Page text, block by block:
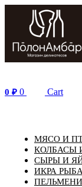
Перейти
содержимому
0 ₽ 0 Cart
МЯСО И
КОЛБАСЫ
СЫРЫ И
ИКРА